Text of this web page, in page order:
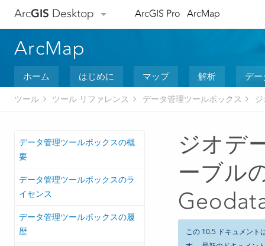
ArcGIS Desktop ArcGIS Pro ArcMap
ArcMap
ホーム はじめに マップ 解析 デ
ツール ツール リファレンス データ管理ツールボックス
データ管理ツールボックスの概
要
データ管理ツールボックスのラ
イセンス
データ管理ツールボックスの履
歴
ジオデ
ーブル
この 10.5 ドキュメント